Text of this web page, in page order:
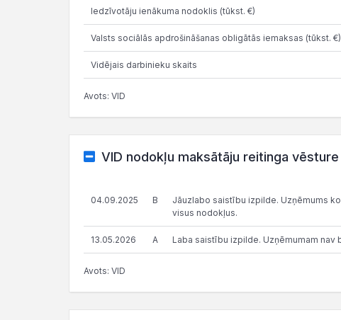
Iedzīvotāju ienākuma nodoklis (tūkst. €)
Valsts sociālās apdrošināšanas obligātās iemaksas (tūkst. €)
Vidējais darbinieku skaits
Avots: VID
VID nodokļu maksātāju reitinga vēsture
04.09.2025 B
Jāuzlabo saistību izpilde. Uzņēmums
visus nodokļus.
13.05.2026 A Laba saistību izpilde. Uzņēmumam nav
Avots: VID